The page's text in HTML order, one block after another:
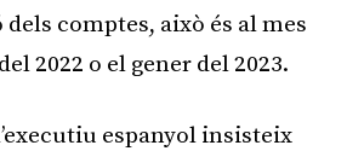
dels comptes, això és al mes
2022 o el gener del 2023.
espanyol insisteix